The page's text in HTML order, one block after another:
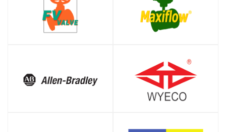
SHOP SHOP
SHOP SHOP